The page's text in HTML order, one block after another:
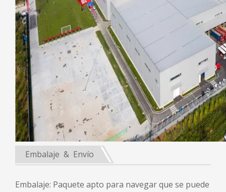
Embalaje & Envío
Embalaje: Paquete apto para navegar que se puede